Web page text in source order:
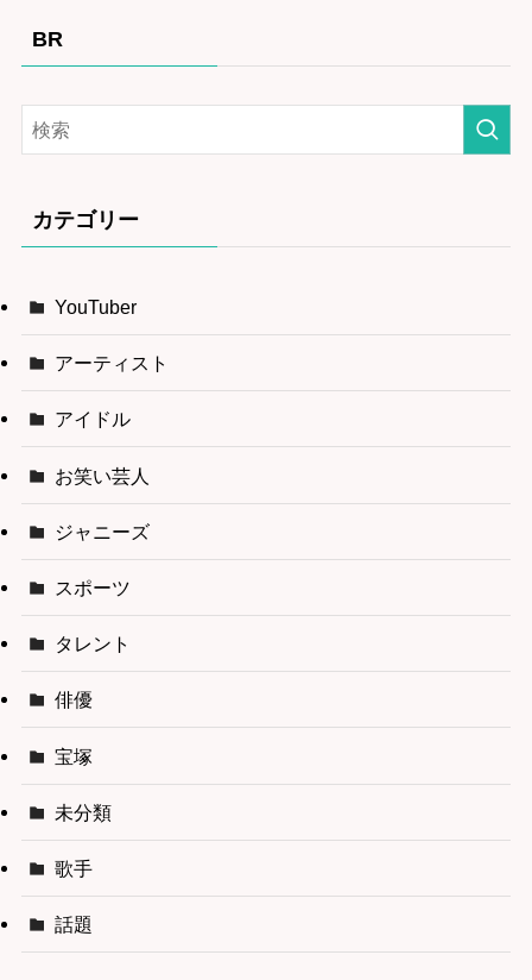
BR
カテゴリー
YouTuber
アーティスト
アイドル
お笑い芸人
ジャニーズ
スポーツ
タレント
俳優
宝塚
未分類
歌手
話題